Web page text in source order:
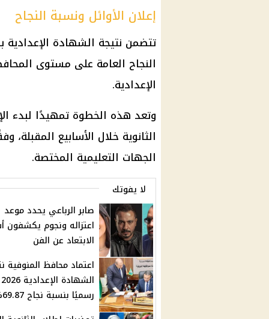
إعلان الأوائل ونسبة النجاح
النجاح العامة على مستوى
الإعدادية.
وتعد هذه الخطوة تمهيدًا لبدء
الثانوية خلال الأسابيع
الجهات التعليمية المختصة.
لا يفوتك
صابر الرباعي يحدد موعد
اعتزاله ونجوم يكشفون
الابتعاد عن الفن
اعتماد محافظ المنوفية
الشهادة الإعدادية 2026
رسميًا بنسبة نجاح 69.87%